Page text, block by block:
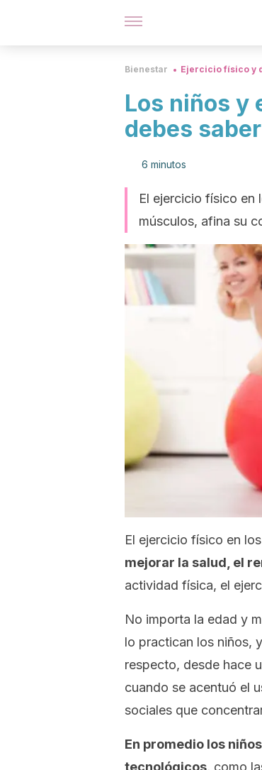
Bienestar Ejercicio físico y
Los niños y
debes saber
6 minutos
El ejercicio físico en
músculos, afina su
El ejercicio físico en
mejorar la salud, el
actividad física, el
No importa la edad y
lo practican los niños,
respecto, desde hace
cuando se acentuó el
sociales que
En promedio los
tecnológicos, como